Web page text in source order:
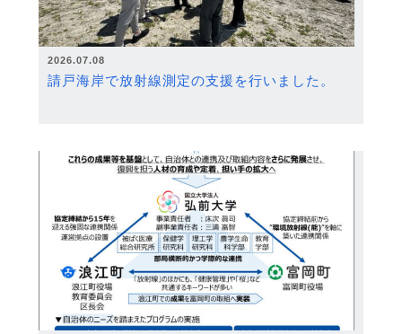
2026.07.08
請戸海岸で放射線測定の支援を行いました。